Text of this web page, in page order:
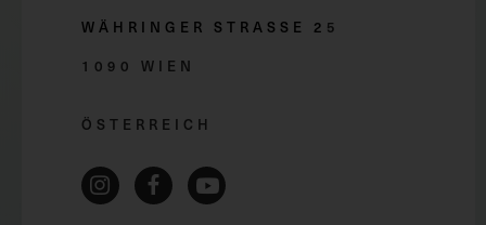
WÄHRINGER STRASSE 2 5
1090 WIEN
ÖSTERREICH